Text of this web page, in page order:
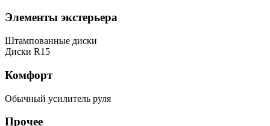
Элементы экстерьера
Штампованные диски
Диски R15
Комфорт
Обычный усилитель руля
Прочее